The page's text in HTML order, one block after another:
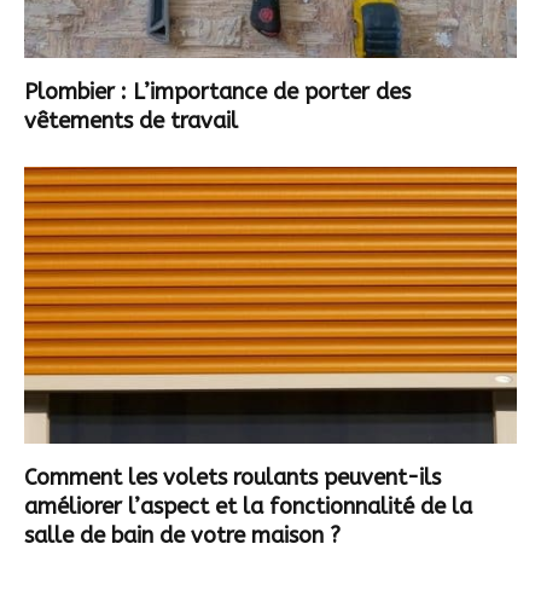
Plombier : L’importance de porter des
vêtements de travail
Comment les volets roulants peuvent-ils
améliorer l’aspect et la fonctionnalité de la
salle de bain de votre maison ?